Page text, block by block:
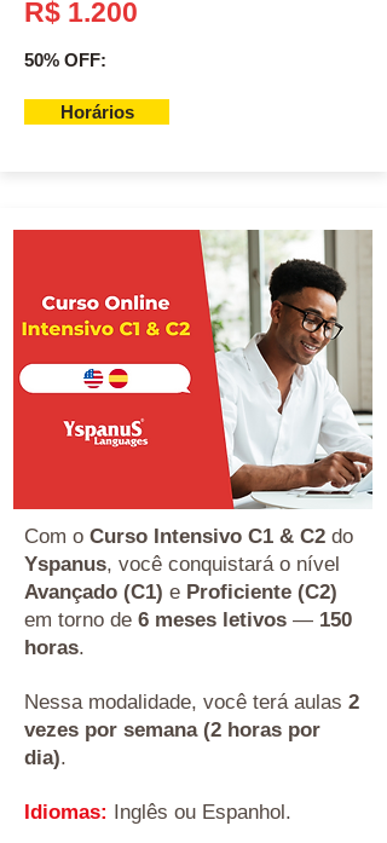
R$ 1.200
50% OFF:
Horários
Com o Curso Intensivo C1 & C2 do
Yspanus, você conquistará o nível
Avançado (C1) e Proficiente (C2)
em torno de 6 meses letivos — 150
horas.
Nessa modalidade, você terá aulas 2
vezes por semana (2 horas por
dia).
Idiomas: Inglês ou Espanhol.